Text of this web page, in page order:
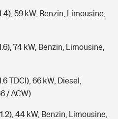
59 kW, Benzin, Limousine,
74 kW, Benzin, Limousine,
TDCI), 66 kW, Diesel,
/ ACW)
44 kW, Benzin, Limousine,